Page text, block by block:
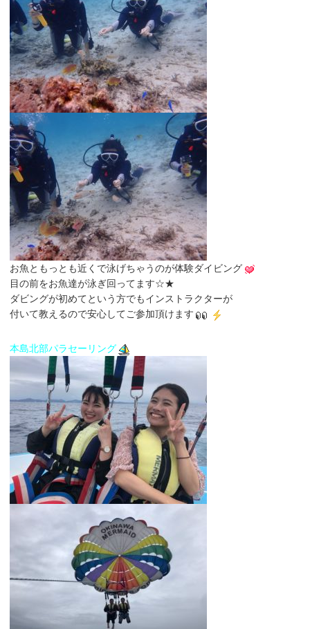
お魚ともっとも近くで泳げちゃうのが体験ダイビング
目の前をお魚達が泳ぎ回ってます☆★
ダビングが初めてという方でもインストラクターが
付いて教えるので安心してご参加頂けます
本島北部パラセーリング